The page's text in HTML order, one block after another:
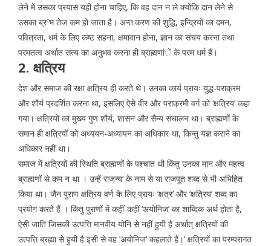
लेने में उसका प्रयास यही होना चाहिए, कि वह दान न ले क्योंकि दान लेने से
उसका ब्रºम तेज कम हो जाता है। अन्त:करण की शुद्धि, इन्द्रियों का दमन,
पवित्रता, धर्म के लिए कष्ट सहना, क्षमावान होना, ज्ञान का संचय करना तथा
परमतत्व अर्थात सत्य का अनुभव करना ही ब्राह्मणांें के परम धर्म हैं।
2. क्षत्रिय
देश और समाज की रक्षा क्षत्रिय ही करते थे। उनका कार्य प्रायः युद्ध-पराक्रम
और शौर्य प्रदर्शित करना था, इसलिए ऐसे वीर और पराक्रमी वर्ग को ‘क्षत्रिय’ कहा
गया। क्षत्रियों का मुख्य गुण शौर्य, शासन और सैन्य संचालन था। ब्राह्मणों के
समान ही क्षत्रियों को अध्ययन-अध्यापन का अधिकार था, किन्तु यज्ञ कराने का
अधिकार नहीं था।
समाज में क्षत्रियों की स्थिति ब्राह्मणों के पश्चात थी किंतु उनका मान और महत्व
ब्राह्मणों से कम न था । उन्हें राजन्य’ के नाम से या राजपूत शब्द से भी अभिहित
किया था। जैन पुराण क्षत्रिय वर्ण के लिए प्रायः ‘क्षत्र’ और ‘क्षत्रिय’ शब्द का
प्रयोग करते हैं । किंतु पुराणों में कहीं-कहीं ‘अयोनिज’ का शाब्दिक अर्थ होता है,
ऐसी जाति जिसकी उत्पत्ति मानवीय योनि से नहीं हुयी है अर्थात् क्षत्रियों की
उत्पत्ति ब्रह्मा से हुयी है इसी से वह ‘अयोनिज’ कहलाते हैं।’ क्षत्रियों का परम्परागत